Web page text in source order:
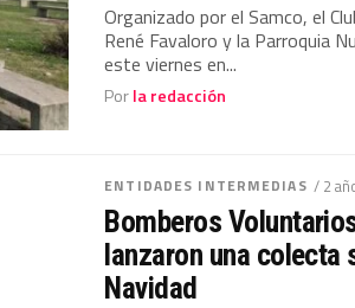
Organizado por el Samco, el
René Favaloro y la Parroquia
este viernes en...
Porla redacción
ENTIDADES INTERMEDIAS / 2
Bomberos
lanzaron una colecta
Navidad